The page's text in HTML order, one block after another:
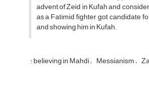
advent of Zeid in Kufah and
as a Fatimid fighter got candidate
and showing him in Kufah.
: believing in Mahdi Messianism